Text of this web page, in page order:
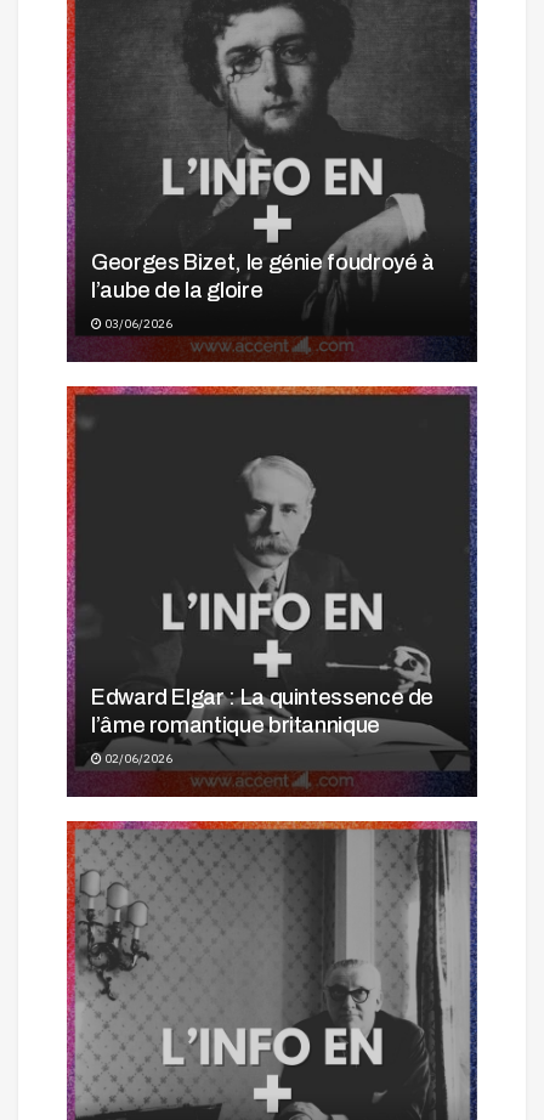
Georges Bizet, le génie foudroyé à
l’aube de la gloire
03/06/2026
Edward Elgar : La quintessence de
l’âme romantique britannique
02/06/2026